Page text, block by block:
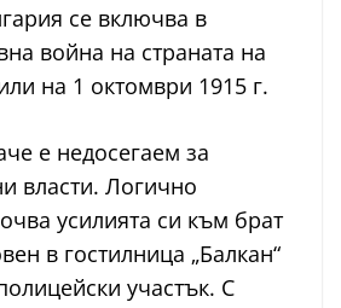
се включва в
война на страната на
на 1 октомври 1915 г.
е недосегаем за
власти. Логично
усилията си към брат
в гостилница „Балкан“
участък. С